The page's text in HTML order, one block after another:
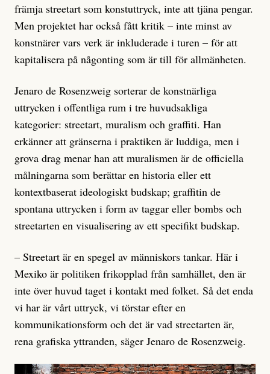
främja street­art som konstuttryck, inte att tjäna pengar.
Men projektet har också fått kritik – inte minst av
konstnärer vars verk är inkluderade i turen – för att
kapitali­sera på någonting som är till för allmänheten.
Jenaro de Rosenzweig sorterar de konst­närliga
uttrycken i offentliga rum i tre huvudsakliga
kategorier: streetart, muralism och graffiti. Han
erkänner att gränserna i praktiken är luddiga, men i
grova drag menar han att muralismen är de officiella
målningarna som berättar en historia eller ett
kontextbaserat ideologiskt budskap; graffitin de
spontana ut­tryc­ken i form av taggar eller bombs och
streetarten en visualisering av ett specifikt budskap.
– Streetart är en spegel av människors tankar. Här i
Mexiko är politiken frikopp­lad från samhället, den är
inte över huvud taget i kontakt med folket. Så det enda
vi har är vårt uttryck, vi törstar efter en
kommunikationsform och det är vad street­arten är,
rena grafiska yttranden, sä­ger Jenaro de Rosenzweig.